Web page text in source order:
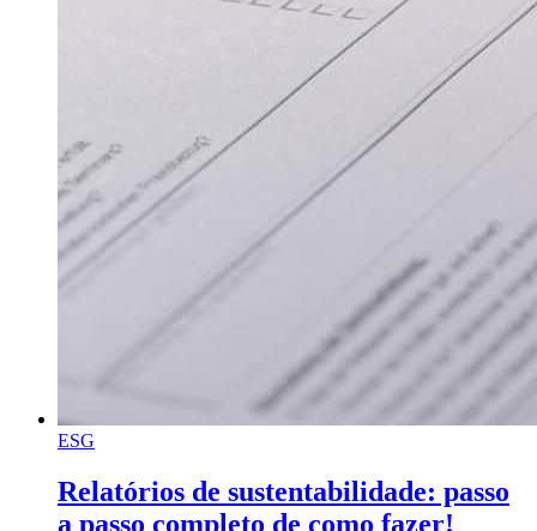
ESG
Relatórios de sustentabilidade: passo
a passo completo de como fazer!